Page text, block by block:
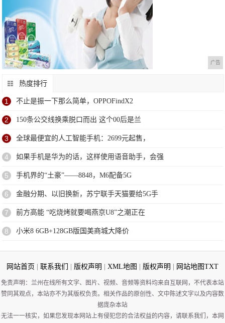
广告
热度排行
1 不止是振一下那么简单，OPPOFindX2
2 150条公交线换乘脱口而出 这个00后是兰
3 全球最便宜的人工智能手机：2699元起售，
4 如果手机是华为的话，这样使用语音助手，会强
5 手机界的“土豪”——8848，M6配备5G
6 金融分期、以旧换新，苏宁联手天猫要给5G手
7 前方高能 “吃烧烤就要喝燕京U8”之潮正在
8 小米8 6GB+128GB版国美商城大降价
网站首页 联系我们 版权声明 XML地图 版权声明 网站地图TXT
免责声明：兰州在线所有文字、图片、视频、音频等资料均来自互联网，不代表本站
赞同其观点，本站亦不为其版权负责。相关作品的原创性、文中陈述文字以及内容数
据庞杂本站
无法一一核实，如果您发现本网站上有侵犯您的合法权益的内容，请联系我们，本网